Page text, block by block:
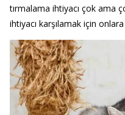
tırmalama ihtiyacı çok ama
ihtiyacı karşılamak için